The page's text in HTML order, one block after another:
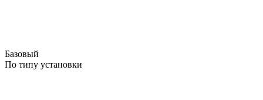
Базовый
По типу установки